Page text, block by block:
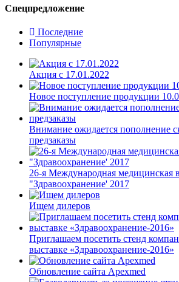
Спецпредложение
Последние
Популярные
Акция с 17.01.2022
Новое поступление продукции
Внимание ожидается пополнение
предзаказы
26-я Международная медицинская
"Здравоохранение' 2017
Ищем дилеров
Приглашаем посетить стенд
выставке «Здравоохранение-2016»
Обновление сайта Apexmed